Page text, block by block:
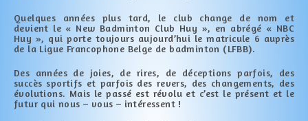
Quelques années plus tard, le club change de nom et
devient le « New Badminton Club Huy », en abrégé « NBC
Huy », qui porte toujours aujourd’hui le matricule 6 auprès
de la Ligue Francophone Belge de badminton (LFBB).
Des années de joies, de rires, de déceptions parfois, des
succès sportifs et parfois des revers, des changements, des
évolutions. Mais le passé est révolu et c’est le présent et le
futur qui nous – vous – intéressent !